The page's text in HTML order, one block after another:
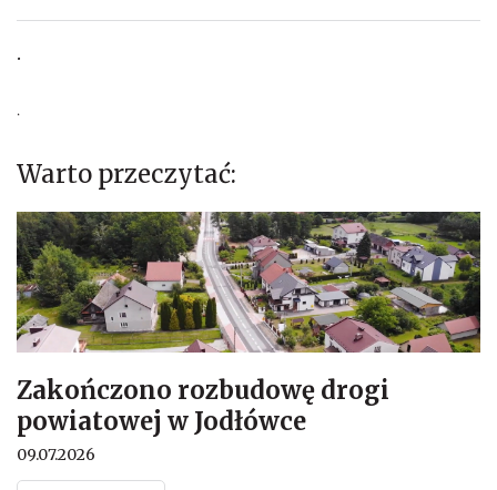
.
.
Warto przeczytać:
Zakończono rozbudowę drogi
powiatowej w Jodłówce
09.07.2026